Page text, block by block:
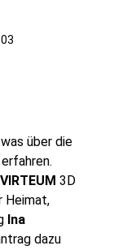
über die
erfahren.
VIRTEUM 3D
Heimat,
Ina
dazu